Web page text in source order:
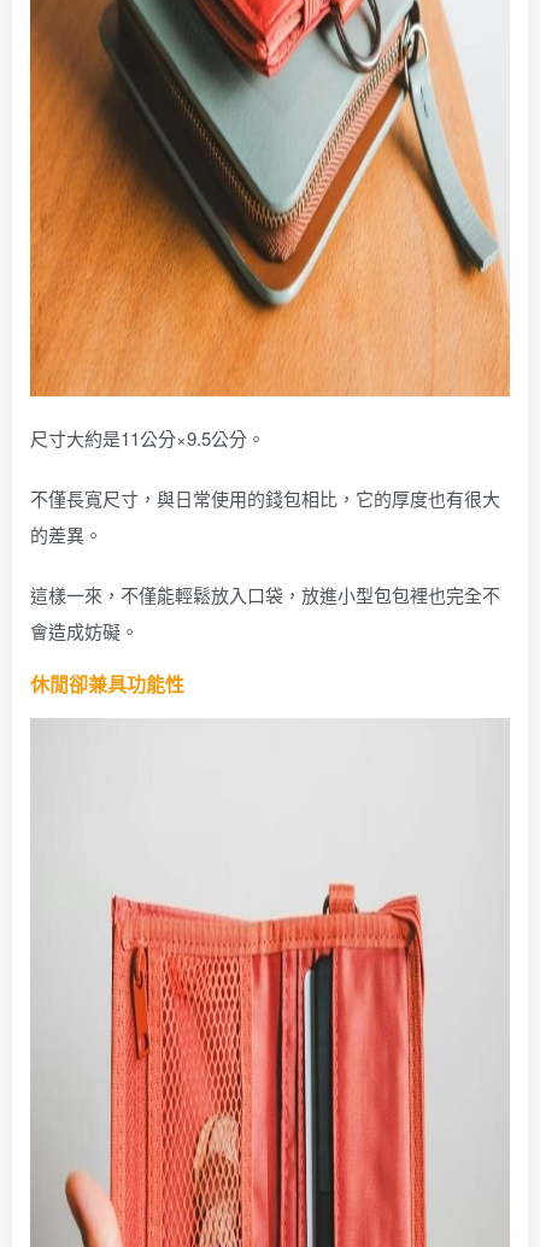
尺寸大約是11公分×9.5公分。
不僅長寬尺寸，與日常使用的錢包相比，它的厚度也有很大
的差異。
這樣一來，不僅能輕鬆放入口袋，放進小型包包裡也完全不
會造成妨礙。
休閒卻兼具功能性